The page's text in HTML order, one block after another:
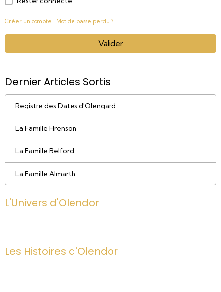
Créer un compte Mot de passe perdu ?
Valider
Dernier Articles Sortis
Registre des Dates d'Olengard
La Famille Hrenson
La Famille Belford
La Famille Almarth
L'Univers d'Olendor
Les Histoires d'Olendor